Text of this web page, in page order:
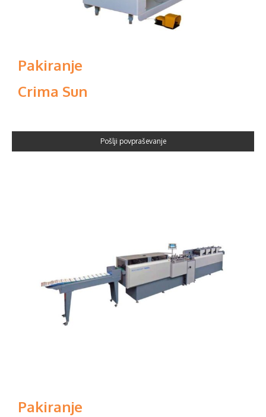
Pakiranje
Crima Sun
Pošlji povpraševanje
Pakiranje